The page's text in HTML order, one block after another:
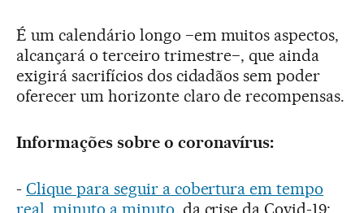
É um calendário longo −em muitos aspectos,
alcançará o terceiro trimestre−, que ainda
exigirá sacrifícios dos cidadãos sem poder
oferecer um horizonte claro de recompensas.
Informações sobre o coronavírus:
- Clique para seguir a cobertura em tempo
real, minuto a minuto, da crise da Covid-19;